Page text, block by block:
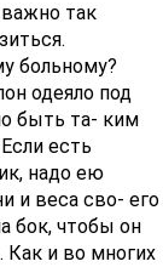
так
больному?
одеяло под
быть та- ким
есть
надо ею
и веса сво- его
бок, чтобы он
Как и во многих